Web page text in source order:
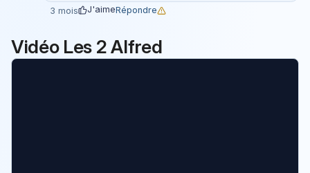
3 mois J'aimeRépondre
Vidéo Les 2 Alfred